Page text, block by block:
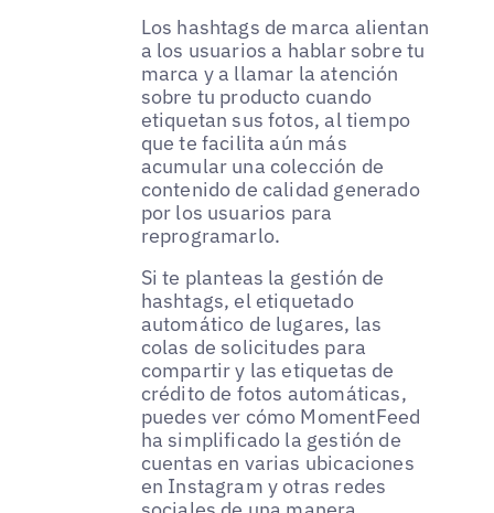
Los hashtags de marca alientan
a los usuarios a hablar sobre tu
marca y a llamar la atención
sobre tu producto cuando
etiquetan sus fotos, al tiempo
que te facilita aún más
acumular una colección de
contenido de calidad generado
por los usuarios para
reprogramarlo.
Si te planteas la gestión de
hashtags, el etiquetado
automático de lugares, las
colas de solicitudes para
compartir y las etiquetas de
crédito de fotos automáticas,
puedes ver cómo MomentFeed
ha simplificado la gestión de
cuentas en varias ubicaciones
en Instagram y otras redes